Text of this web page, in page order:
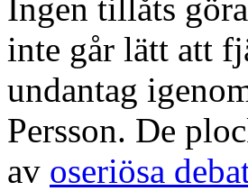
Ingen tillåts
inte går lätt att
undantag
Persson. De
av oseriösa